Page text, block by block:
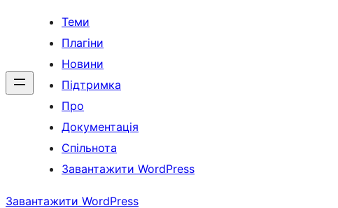
Теми
Плагіни
Новини
Підтримка
Про
Документація
Спільнота
Завантажити WordPress
Завантажити WordPress